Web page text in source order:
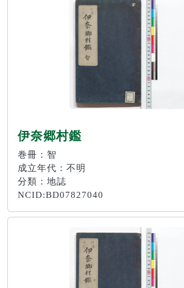
伊奈郷村鑑
巻冊：智
成立年代：不明
分類：地誌
NCID:BD07827040